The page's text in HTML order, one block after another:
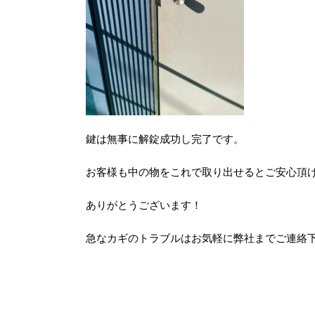
鍵は無事に解錠成功し完了です。
お客様も中の物をこれで取り出せるとご安心頂
ありがとうございます！
急なカギのトラブルはお気軽に弊社までご連絡下